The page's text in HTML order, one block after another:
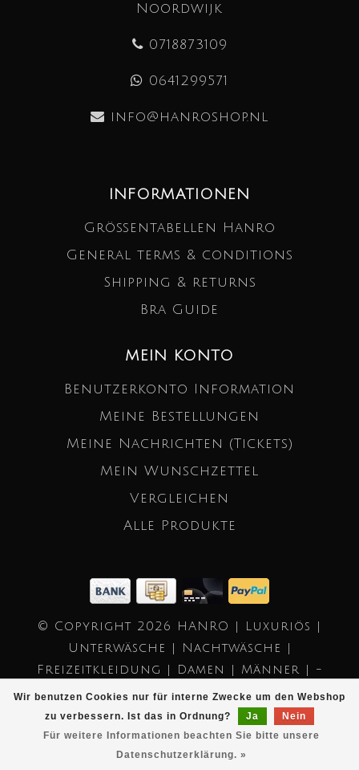
Wir benutzen Cookies nur für interne Zwecke um den Webshop
zu verbessern. Ist das in Ordnung?
Ja
Nein
Für weitere Informationen beachten Sie bitte unsere
Datenschutzerklärung. »
Noordwijk
0718873109
0641299571
info@hanroshop.nl
INFORMATIONEN
Größentabellen Hanro
General terms & conditions
Shipping & returns
Bra Guide
MEIN KONTO
Benutzerkonto Information
Meine Bestellungen
Meine Nachrichten (Tickets)
Mein Wunschzettel
Vergleichen
Alle Produkte
© Copyright 2026 HANRO | Luxuriös |
Unterwäsche | Nachtwäsche |
Freizeitkleidung | Damen | Männer | -
Powered by
Lightspeed
- Theme by
Dyvelopment